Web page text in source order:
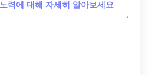
력에 대해 자세히 알아보세요